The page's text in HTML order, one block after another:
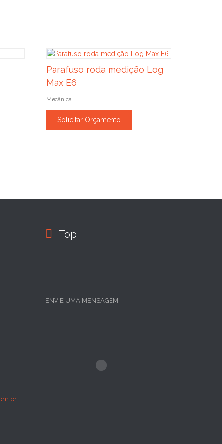
Parafuso roda medição Log
Max E6
Mecânica
Solicitar Orçamento
 Top
ENVIE UMA MENSAGEM: